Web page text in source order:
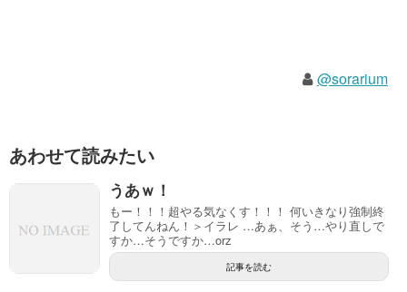
@sorarium
あわせて読みたい
うあｗ！
もー！！！超やる気なくす！！！ 何いきなり強制終
了してんねん！＞イラレ …あぁ、そう…やり直しで
すか…そうですか…orz
記事を読む